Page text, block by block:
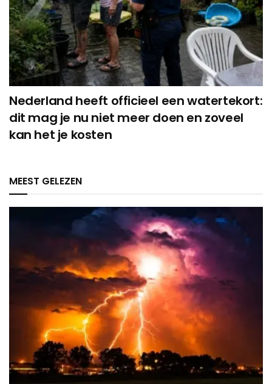
Nederland heeft officieel een watertekort:
dit mag je nu niet meer doen en zoveel
kan het je kosten
MEEST GELEZEN